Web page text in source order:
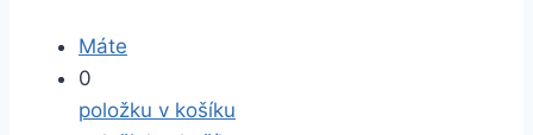
Máte
0
položku v košíku